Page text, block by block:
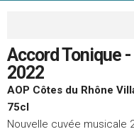
Accord Tonique
2022
AOP Côtes du Rhône
75cl
Nouvelle cuvée musicale